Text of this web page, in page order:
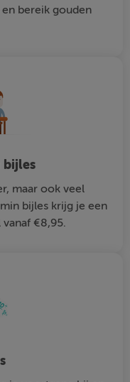
bereik gouden
bijles
maar ook veel
bijles krijg je een
vanaf €8,95.